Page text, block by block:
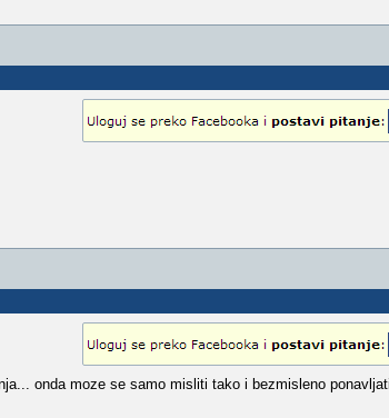
onda moze se samo misliti tako i bezmisleno